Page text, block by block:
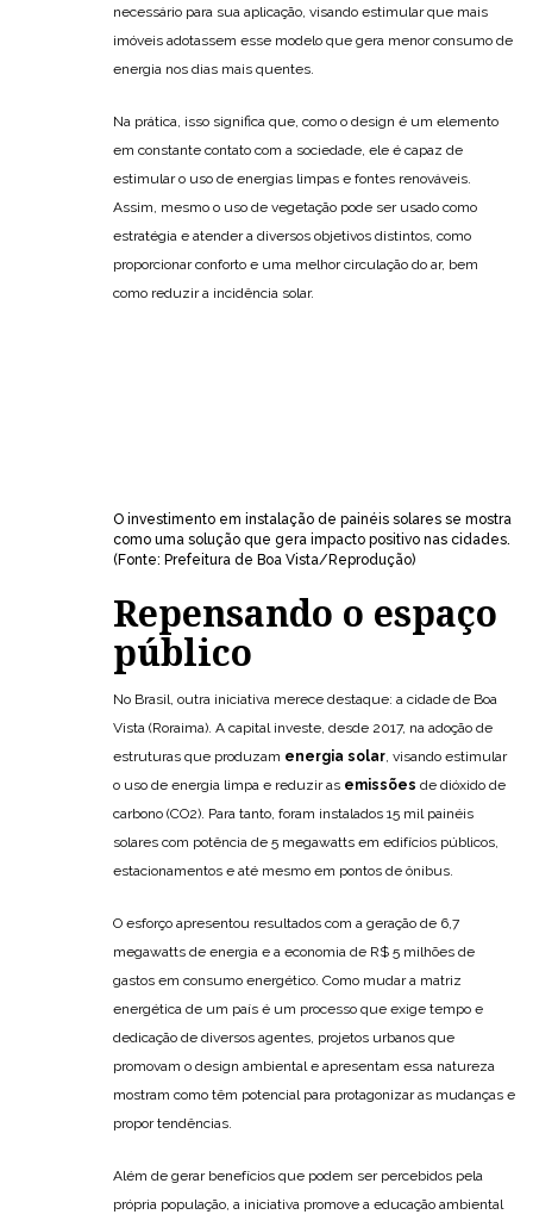
necessário para sua aplicação, visando estimular que mais
imóveis adotassem esse modelo que gera menor consumo de
energia nos dias mais quentes.
Na prática, isso significa que, como o design é um elemento
em constante contato com a sociedade, ele é capaz de
estimular o uso de energias limpas e fontes renováveis.
Assim, mesmo o uso de vegetação pode ser usado como
estratégia e atender a diversos objetivos distintos, como
proporcionar conforto e uma melhor circulação do ar, bem
como reduzir a incidência solar.
O investimento em instalação de painéis solares se mostra
como uma solução que gera impacto positivo nas cidades.
(Fonte: Prefeitura de Boa Vista/Reprodução)
Repensando o espaço
público
No Brasil, outra iniciativa merece destaque: a cidade de Boa
Vista (Roraima). A capital investe, desde 2017, na adoção de
estruturas que produzam energia solar, visando estimular
o uso de energia limpa e reduzir as emissões de dióxido de
carbono (CO2). Para tanto, foram instalados 15 mil painéis
solares com potência de 5 megawatts em edifícios públicos,
estacionamentos e até mesmo em pontos de ônibus.
O esforço apresentou resultados com a geração de 6,7
megawatts de energia e a economia de R$ 5 milhões de
gastos em consumo energético. Como mudar a matriz
energética de um país é um processo que exige tempo e
dedicação de diversos agentes, projetos urbanos que
promovam o design ambiental e apresentam essa natureza
mostram como têm potencial para protagonizar as mudanças e
propor tendências.
Além de gerar benefícios que podem ser percebidos pela
própria população, a iniciativa promove a educação ambiental